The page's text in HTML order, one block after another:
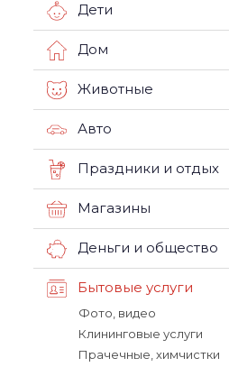
Дети
Дом
Животные
Авто
Праздники и отдых
Магазины
Деньги и общество
Бытовые услуги
Фото, видео
Клининговые услуги
Прачечные, химчистки